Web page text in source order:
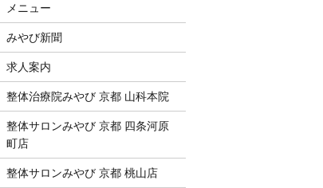
メニュー
みやび新聞
求人案内
整体治療院みやび 京都 山科本院
整体サロンみやび 京都 四条河原
町店
整体サロンみやび 京都 桃山店